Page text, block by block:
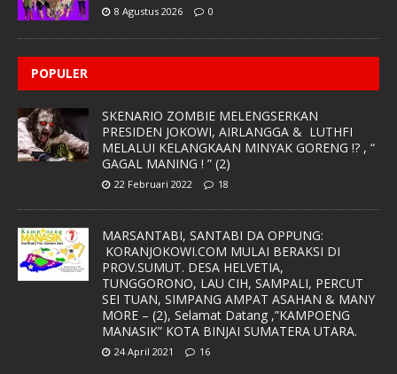
8 Agustus 2026 0
POPULER
SKENARIO ZOMBIE MELENGSERKAN
PRESIDEN JOKOWI, AIRLANGGA & LUTHFI
MELALUI KELANGKAAN MINYAK GORENG !? , “
GAGAL MANING ! ” (2)
22 Februari 2022 18
MARSANTABI, SANTABI DA OPPUNG:
KORANJOKOWI.COM MULAI BERAKSI DI
PROV.SUMUT. DESA HELVETIA,
TUNGGORONO, LAU CIH, SAMPALI, PERCUT
SEI TUAN, SIMPANG AMPAT ASAHAN & MANY
MORE – (2), Selamat Datang ,”KAMPOENG
MANASIK” KOTA BINJAI SUMATERA UTARA.
24 April 2021 16